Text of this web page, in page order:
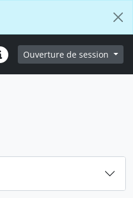
rapides
Ouverture de session